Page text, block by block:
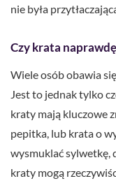
nie była
Czy krata
Wiele osób obawia
Jest to jednak tylko
kraty mają kluczowe
pepitka, lub krata o
wysmuklać sylwetkę,
kraty mogą